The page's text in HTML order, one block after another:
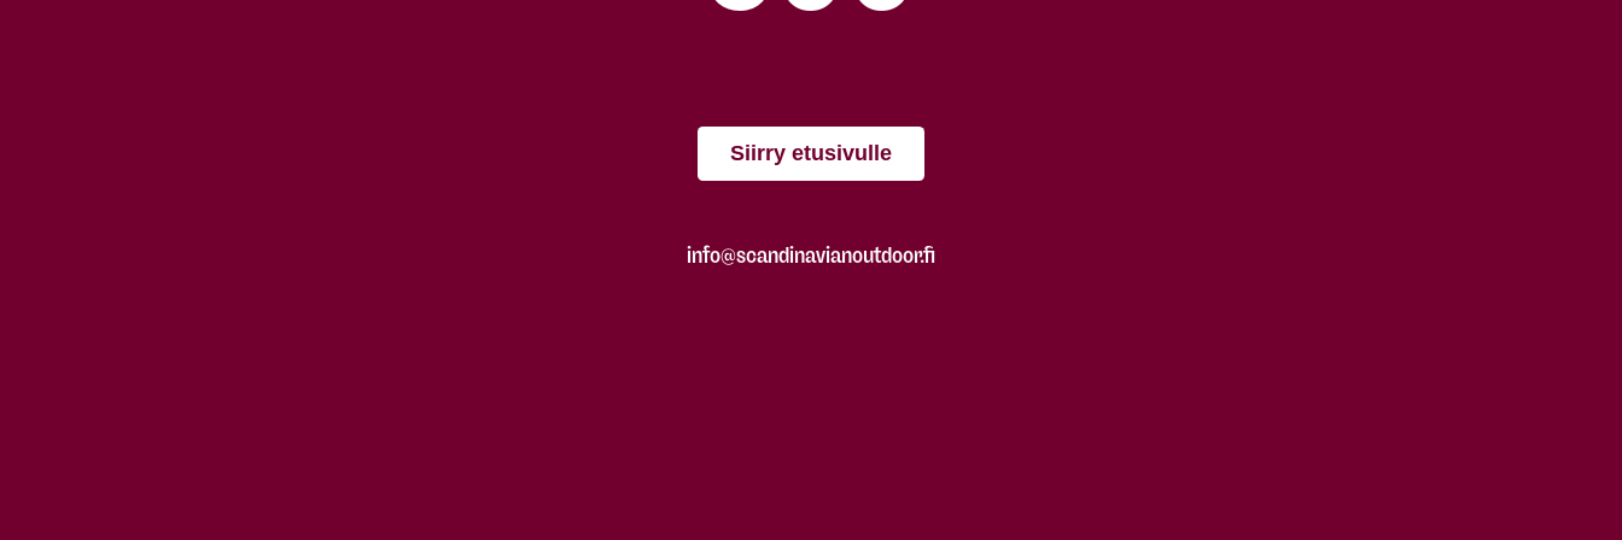
Siirry etusivulle
info@scandinavianoutdoor.fi